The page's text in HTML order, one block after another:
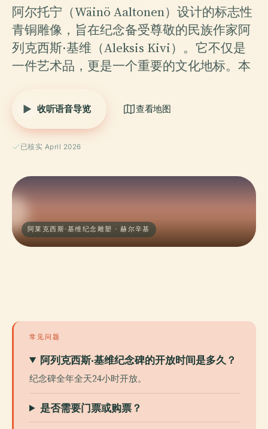
阿尔托宁（Wäinö Aaltonen）设计的标志性
青铜雕像，旨在纪念备受尊敬的民族作家阿
列克西斯·基维（Aleksis Kivi）。它不仅是
一件艺术品，更是一个重要的文化地标。本
收听语音导览 查看地图
已核实 April 2026
阿莱克西斯·基维纪念雕塑 · 赫尔辛基
常见问题
阿列克西斯·基维纪念碑的开放时间是多久？
纪念碑全年全天24小时开放。
是否需要门票或购票？